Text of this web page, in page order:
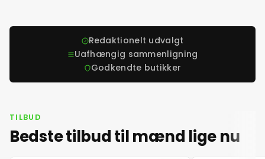
Redaktionelt udvalgt
Uafhængig sammenligning
Godkendte butikker
TILBUD
Bedste tilbud til mænd lige nu